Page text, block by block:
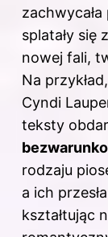
splatały się
nowej fali,
Na
Cyndi
teksty
rodzaju
a ich
kształtując